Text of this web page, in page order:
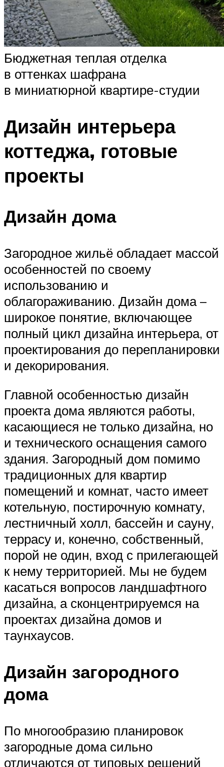
Бюджетная теплая отделка
в оттенках шафрана
в миниатюрной квартире-студии
Дизайн интерьера
коттеджа, готовые
проекты
Дизайн дома
Загородное жильё обладает массой
особенностей по своему
использованию и
облагораживанию. Дизайн дома –
широкое понятие, включающее
полный цикл дизайна интерьера, от
проектирования до перепланировки
и декорирования.
Главной особенностью дизайн
проекта дома являются работы,
касающиеся не только дизайна, но
и технического оснащения самого
здания. Загородный дом помимо
традиционных для квартир
помещений и комнат, часто имеет
котельную, постирочную комнату,
лестничный холл, бассейн и сауну,
террасу и, конечно, собственный,
порой не один, вход с прилегающей
к нему территорией. Мы не будем
касаться вопросов ландшафтного
дизайна, а сконцентрируемся на
проектах дизайна домов и
таунхаусов.
Дизайн загородного
дома
По многообразию планировок
загородные дома сильно
отличаются от типовых решений